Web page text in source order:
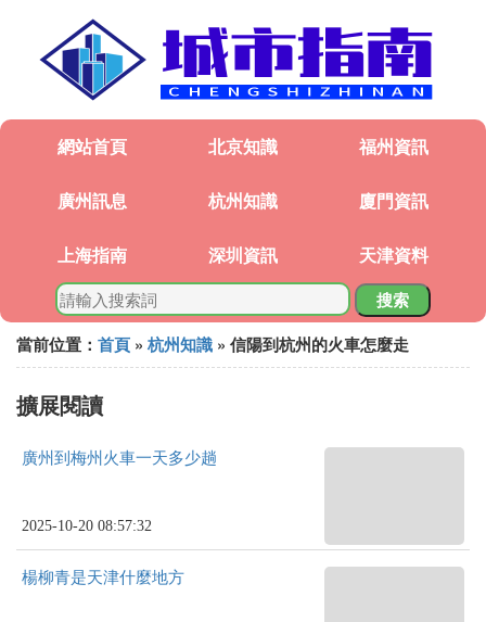
網站首頁 北京知識 福州資訊
廣州訊息 杭州知識 廈門資訊
上海指南 深圳資訊 天津資料
搜索
當前位置： 首頁 » 杭州知識 » 信陽到杭州的火車怎麼走
擴展閱讀
廣州到梅州火車一天多少趟
2025-10-20 08:57:32
楊柳青是天津什麼地方